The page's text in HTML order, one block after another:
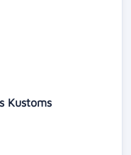
Kustoms